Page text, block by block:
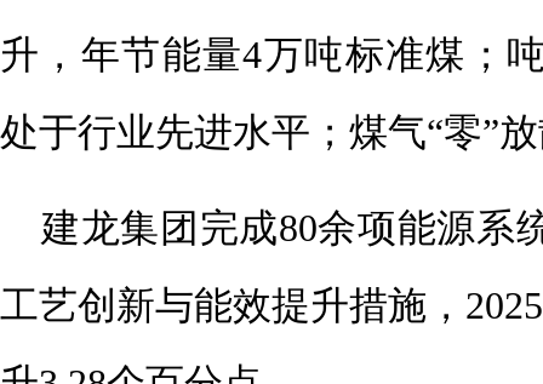
升，年节能量4万吨标准煤；
处于行业先进水平；煤气“零”
建龙集团完成80余项能源系
工艺创新与能效提升措施，